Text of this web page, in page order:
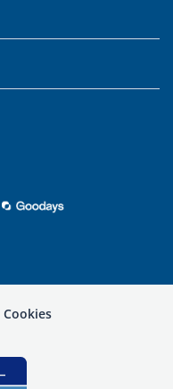
Cookies